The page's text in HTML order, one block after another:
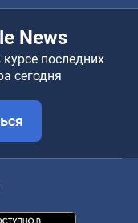
News
последних
сегодня